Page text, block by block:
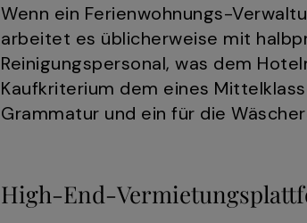
Wenn ein Ferienwohnungs-
arbeitet es üblicherweise mit
Reinigungspersonal, was dem
Kaufkriterium dem eines
Grammatur und ein für die
High-End-